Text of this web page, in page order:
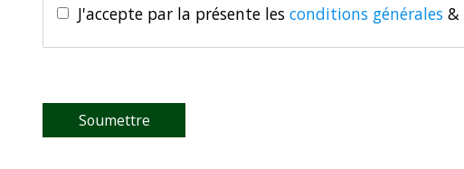
J'accepte par la présente les conditions générales &
Soumettre